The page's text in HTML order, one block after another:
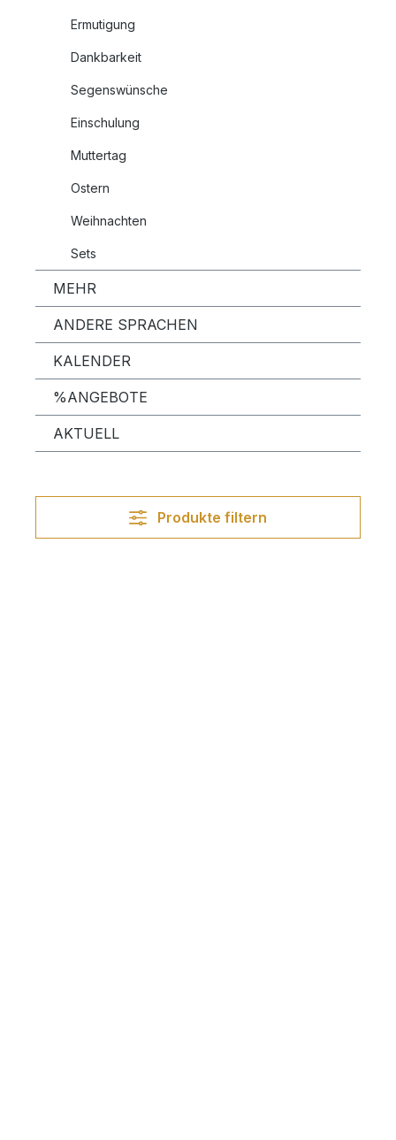
Ermutigung
Dankbarkeit
Segenswünsche
Einschulung
Muttertag
Ostern
Weihnachten
Sets
MEHR
ANDERE SPRACHEN
KALENDER
%ANGEBOTE
AKTUELL
Produkte filtern